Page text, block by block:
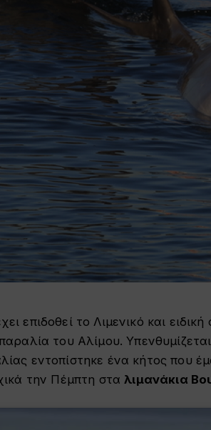
επιδοθεί το Λιμενικό και
του Αλίμου.
εντοπίστηκε ένα κήτος που
την Πέμπτη σταλιμανάκια